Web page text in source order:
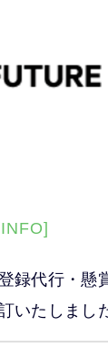
録代行・懸
いたしまし